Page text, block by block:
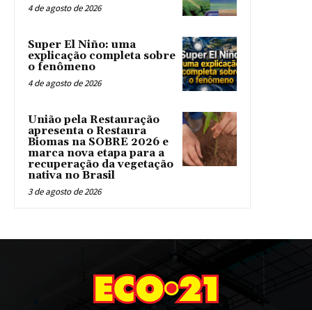
4 de agosto de 2026
Super El Niño: uma
explicação completa sobre
o fenômeno
4 de agosto de 2026
União pela Restauração
apresenta o Restaura
Biomas na SOBRE 2026 e
marca nova etapa para a
recuperação da vegetação
nativa no Brasil
3 de agosto de 2026